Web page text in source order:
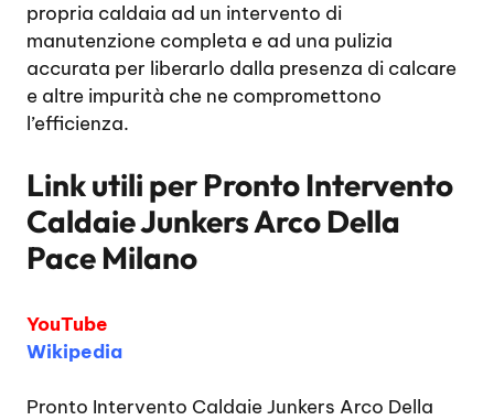
propria caldaia ad un intervento di
manutenzione completa e ad una pulizia
accurata per liberarlo dalla presenza di calcare
e altre impurità che ne compromettono
l’efficienza.
Link utili perPronto Intervento
Caldaie Junkers Arco Della
Pace Milano
YouTube
Wikipedia
Pronto Intervento Caldaie Junkers Arco Della